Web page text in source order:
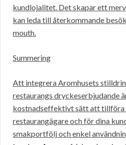
kundlojalitet. Det skapar ett
kan leda till återkommande
mouth.
Summering
Att integrera Aromhusets
restaurangs dryckeserbjudande
kostnadseffektivt sätt att tillföra
restaurangägare och för dina
smakportfölj och enkel